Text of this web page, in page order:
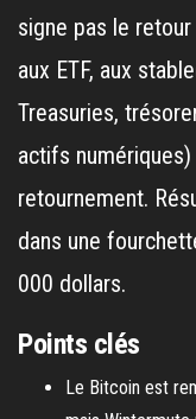
signe pas le
aux ETF, aux
Treasuries,
actifs numériques)
retournement.
dans une
000 dollars.
Points clés
Le Bitcoin est